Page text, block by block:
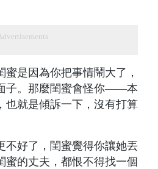
蜜是因為你把事情鬧大了，
子。那麼閨蜜會怪你——本
也就是傾訴一下，沒有打算
不好了，閨蜜覺得你讓她丟
蜜的丈夫，都恨不得找一個